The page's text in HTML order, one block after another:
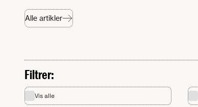
Alle artikler
Filtrer:
Vis alle